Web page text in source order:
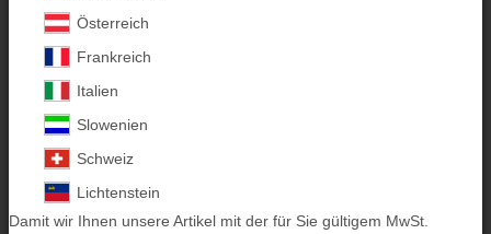
Österreich
Frankreich
Italien
Slowenien
Schweiz
Lichtenstein
Damit wir Ihnen unsere Artikel mit der für Sie gültigem MwSt.